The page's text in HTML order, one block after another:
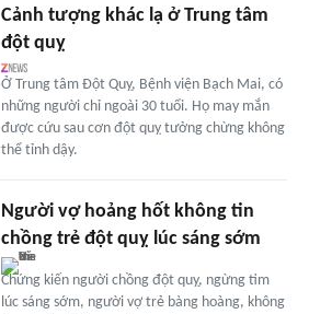
Cảnh tượng khác lạ ở Trung tâm
đột quỵ
Ở Trung tâm Đột Quỵ, Bệnh viện Bạch Mai, có
những người chỉ ngoài 30 tuổi. Họ may mắn
được cứu sau cơn đột quỵ tưởng chừng không
thể tỉnh dậy.
Người vợ hoảng hốt không tin
chồng trẻ đột quỵ lúc sáng sớm
Chứng kiến người chồng đột quỵ, ngừng tim
lúc sáng sớm, người vợ trẻ bàng hoàng, không